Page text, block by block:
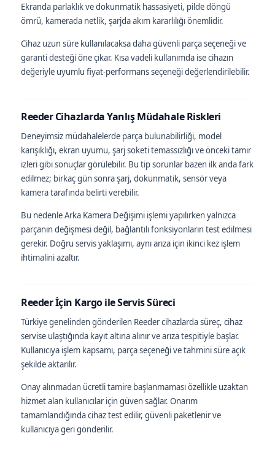
Ekranda parlaklık ve dokunmatik hassasiyeti, pilde döngü
ömrü, kamerada netlik, şarjda akım kararlılığı önemlidir.
Cihaz uzun süre kullanılacaksa daha güvenli parça seçeneği ve
garanti desteği öne çıkar. Kısa vadeli kullanımda ise cihazın
değeriyle uyumlu fiyat-performans seçeneği değerlendirilebilir.
Reeder Cihazlarda Yanlış Müdahale Riskleri
Deneyimsiz müdahalelerde parça bulunabilirliği, model
karışıklığı, ekran uyumu, şarj soketi temassızlığı ve önceki tamir
izleri gibi sonuçlar görülebilir. Bu tip sorunlar bazen ilk anda fark
edilmez; birkaç gün sonra şarj, dokunmatik, sensör veya
kamera tarafında belirti verebilir.
Bu nedenle Arka Kamera Değişimi işlemi yapılırken yalnızca
parçanın değişmesi değil, bağlantılı fonksiyonların test edilmesi
gerekir. Doğru servis yaklaşımı, aynı arıza için ikinci kez işlem
ihtimalini azaltır.
Reeder İçin Kargo ile Servis Süreci
Türkiye genelinden gönderilen Reeder cihazlarda süreç, cihaz
servise ulaştığında kayıt altına alınır ve arıza tespitiyle başlar.
Kullanıcıya işlem kapsamı, parça seçeneği ve tahmini süre açık
şekilde aktarılır.
Onay alınmadan ücretli tamire başlanmaması özellikle uzaktan
hizmet alan kullanıcılar için güven sağlar. Onarım
tamamlandığında cihaz test edilir, güvenli paketlenir ve
kullanıcıya geri gönderilir.